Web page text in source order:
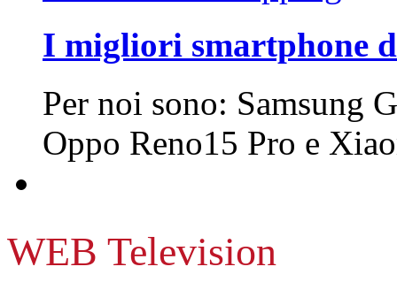
I migliori smartphone
Per noi sono: Samsung
Oppo Reno15 Pro e
WEB Television